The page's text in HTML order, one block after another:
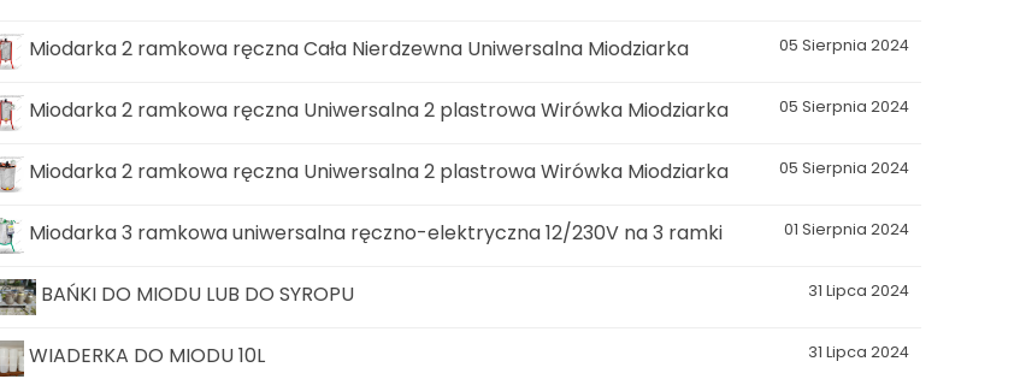
05 Sierpnia 2024
Miodarka 2 ramkowa ręczna Cała Nierdzewna Uniwersalna Miodziarka
05 Sierpnia 2024
Miodarka 2 ramkowa ręczna Uniwersalna 2 plastrowa Wirówka Miodziarka
05 Sierpnia 2024
Miodarka 2 ramkowa ręczna Uniwersalna 2 plastrowa Wirówka Miodziarka
01 Sierpnia 2024
Miodarka 3 ramkowa uniwersalna ręczno-elektryczna 12/230V na 3 ramki
31 Lipca 2024
BAŃKI DO MIODU LUB DO SYROPU
31 Lipca 2024
WIADERKA DO MIODU 10L